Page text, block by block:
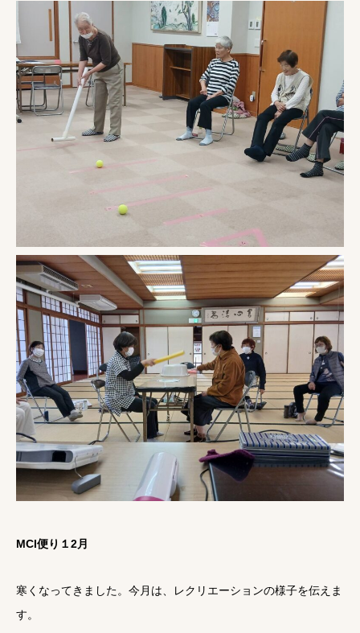
MCI便り１2月
寒くなってきました。今月は、レクリエーションの様子を伝えま
す。